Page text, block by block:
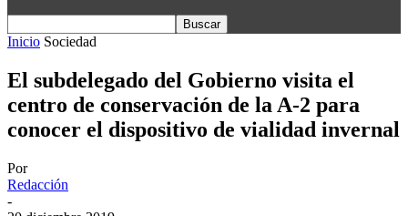
Inicio Sociedad
El subdelegado del Gobierno visita el
centro de conservación de la A-2 para
conocer el dispositivo de vialidad invernal
Por
Redacción
-